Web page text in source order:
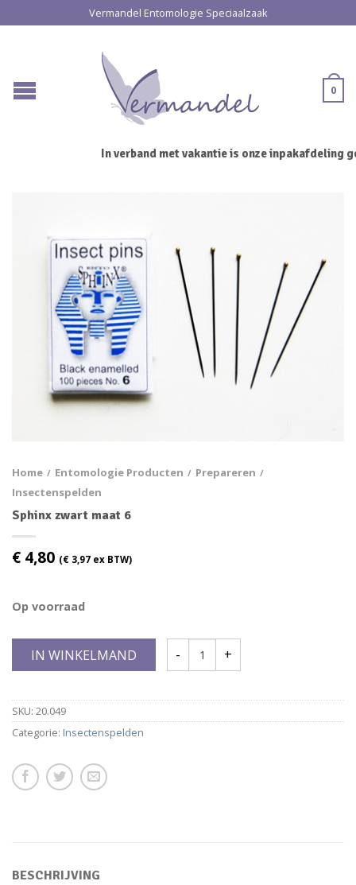
Vermandel Entomologie Speciaalzaak
0
In verband met vakantie is onze inpakafdeling
Home / Entomologie Producten / Prepareren /
Insectenspelden
Sphinx zwart maat 6
€ 4,80 (€ 3,97 ex BTW)
Op voorraad
IN WINKELMAND
SKU: 20.049
Categorie: Insectenspelden
BESCHRIJVING